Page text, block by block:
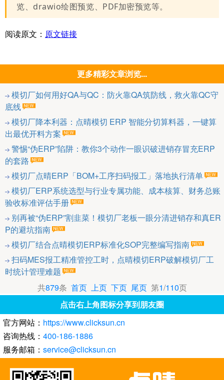
览、drawio绘图预览、PDF加密预览等。
阅读原文： 原文链接
更多精彩文章浏览...
模切厂如何用好QA与QC：防火靠QA筑防线，救火靠QC守
底线
模切厂降本利器：点晴模切 ERP 智能分切算料器，一键算
出最优开料方案
警惕“伪ERP”陷阱：教你3个动作一眼识破进销存冒充ERP
的套路
模切厂点晴ERP「BOM+工序扫码报工」落地执行清单
模切厂ERP系统选型与行业专属功能、成本核算、财务总账
验收标准评估手册
别再被“伪ERP”割韭菜！模切厂老板一眼分清进销存和真ER
P的避坑指南
模切厂结合点晴模切ERP标准化SOP完整编写指南
扫码MES报工精准管控工时，点晴模切ERP破解模切厂工
时统计管理难题
共879条 首页 上页 下页 尾页第1/110页
点击右上角图标分享到朋友圈
官方网站： https://www.clicksun.cn
咨询热线： 400-186-1886
服务邮箱： service@clicksun.cn